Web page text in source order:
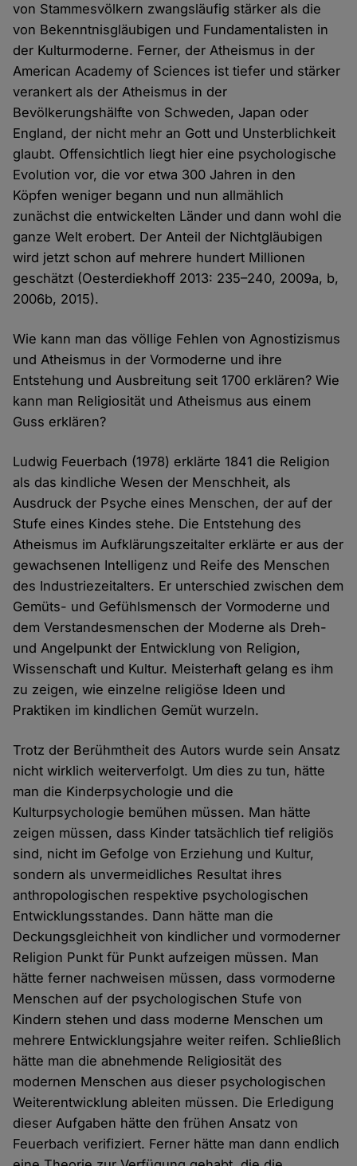
von Stammesvölkern zwangsläufig stärker als die
von Bekenntnisgläubigen und Fundamentalisten in
der Kulturmoderne. Ferner, der Atheismus in der
American Academy of Sciences ist tiefer und stärker
verankert als der Atheismus in der
Bevölkerungshälfte von Schweden, Japan oder
England, der nicht mehr an Gott und Unsterblichkeit
glaubt. Offensichtlich liegt hier eine psychologische
Evolution vor, die vor etwa 300 Jahren in den
Köpfen weniger begann und nun allmählich
zunächst die entwickelten Länder und dann wohl die
ganze Welt erobert. Der Anteil der Nichtgläubigen
wird jetzt schon auf mehrere hundert Millionen
geschätzt (Oesterdiekhoff 2013: 235–240, 2009a, b,
2006b, 2015).
Wie kann man das völlige Fehlen von Agnostizismus
und Atheismus in der Vormoderne und ihre
Entstehung und Ausbreitung seit 1700 erklären? Wie
kann man Religiosität und Atheismus aus einem
Guss erklären?
Ludwig Feuerbach (1978) erklärte 1841 die Religion
als das kindliche Wesen der Menschheit, als
Ausdruck der Psyche eines Menschen, der auf der
Stufe eines Kindes stehe. Die Entstehung des
Atheismus im Aufklärungszeitalter erklärte er aus der
gewachsenen Intelligenz und Reife des Menschen
des Industriezeitalters. Er unterschied zwischen dem
Gemüts- und Gefühlsmensch der Vormoderne und
dem Verstandesmenschen der Moderne als Dreh-
und Angelpunkt der Entwicklung von Religion,
Wissenschaft und Kultur. Meisterhaft gelang es ihm
zu zeigen, wie einzelne religiöse Ideen und
Praktiken im kindlichen Gemüt wurzeln.
Trotz der Berühmtheit des Autors wurde sein Ansatz
nicht wirklich weiterverfolgt. Um dies zu tun, hätte
man die Kinderpsychologie und die
Kulturpsychologie bemühen müssen. Man hätte
zeigen müssen, dass Kinder tatsächlich tief religiös
sind, nicht im Gefolge von Erziehung und Kultur,
sondern als unvermeidliches Resultat ihres
anthropologischen respektive psychologischen
Entwicklungsstandes. Dann hätte man die
Deckungsgleichheit von kindlicher und vormoderner
Religion Punkt für Punkt aufzeigen müssen. Man
hätte ferner nachweisen müssen, dass vormoderne
Menschen auf der psychologischen Stufe von
Kindern stehen und dass moderne Menschen um
mehrere Entwicklungsjahre weiter reifen. Schließlich
hätte man die abnehmende Religiosität des
modernen Menschen aus dieser psychologischen
Weiterentwicklung ableiten müssen. Die Erledigung
dieser Aufgaben hätte den frühen Ansatz von
Feuerbach verifiziert. Ferner hätte man dann endlich